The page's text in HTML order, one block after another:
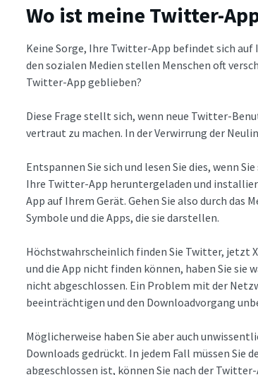
Wo ist meine Twitter-
Keine Sorge, Ihre Twitter-App befindet sich
den sozialen Medien stellen Menschen oft
Twitter-App geblieben?
Diese Frage stellt sich, wenn neue Twitter-
vertraut zu machen. In der Verwirrung der
Entspannen Sie sich und lesen Sie dies, wenn
Ihre Twitter-App heruntergeladen und
App auf Ihrem Gerät. Gehen Sie also durch das
Symbole und die Apps, die sie darstellen.
Höchstwahrscheinlich finden Sie Twitter, jetzt
und die App nicht finden können, haben Sie
nicht abgeschlossen. Ein Problem mit der
beeinträchtigen und den Downloadvorgang
Möglicherweise haben Sie aber auch
Downloads gedrückt. In jedem Fall müssen Sie
abgeschlossen ist, können Sie nach der